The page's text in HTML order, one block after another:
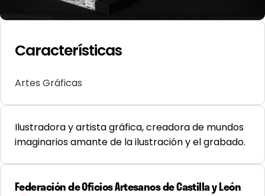
Características
Artes Gráficas
Ilustradora y artista gráfica, creadora de mundos
imaginarios amante de la ilustración y el grabado.
Federación de Oficios Artesanos de Castilla y León